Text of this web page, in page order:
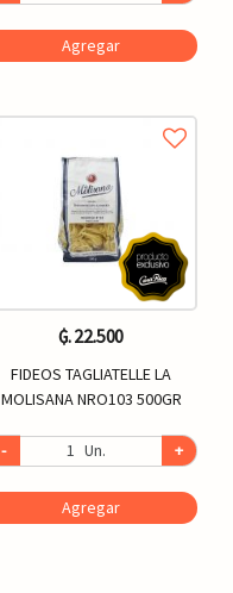
Agregar
₲. 22.500
FIDEOS TAGLIATELLE LA
MOLISANA NRO103 500GR
- Un. +
Agregar